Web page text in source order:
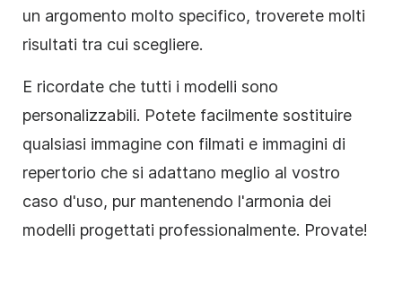
un argomento molto specifico, troverete molti
risultati tra cui scegliere.
E ricordate che tutti i modelli sono
personalizzabili. Potete facilmente sostituire
qualsiasi immagine con filmati e immagini di
repertorio che si adattano meglio al vostro
caso d'uso, pur mantenendo l'armonia dei
modelli progettati professionalmente. Provate!